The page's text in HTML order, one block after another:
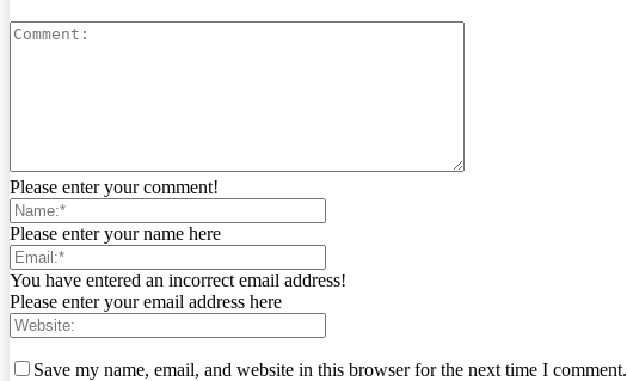
Please enter your comment!
Please enter your name here
You have entered an incorrect email address!
Please enter your email address here
Save my name, email, and website in this browser for the next time I comment.